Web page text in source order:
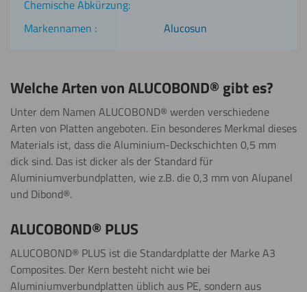
Alucosun
Welche Arten von ALUCOBOND® gibt es?
Unter dem Namen ALUCOBOND® werden verschiedene
Arten von Platten angeboten. Ein besonderes Merkmal dieses
Materials ist, dass die Aluminium-Deckschichten 0,5 mm
dick sind. Das ist dicker als der Standard für
Aluminiumverbundplatten, wie z.B. die 0,3 mm von Alupanel
und Dibond®.
ALUCOBOND® PLUS
ALUCOBOND® PLUS ist die Standardplatte der Marke A3
Composites. Der Kern besteht nicht wie bei
Aluminiumverbundplatten üblich aus PE, sondern aus